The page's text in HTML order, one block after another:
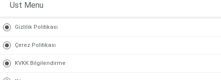
Ust Menu
Gizlilik Politikası
Çerez Politikası
KVKK Bilgilendirme